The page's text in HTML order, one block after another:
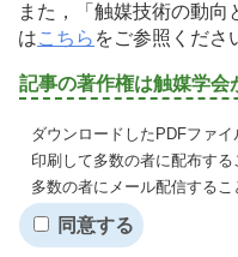
また，「触媒技術の動
はこちら をご参照くださ
記事の著作権は触媒学会
ダウンロードしたPDFファ
印刷して多数の者に配布する
多数の者にメール配信するこ
同意する